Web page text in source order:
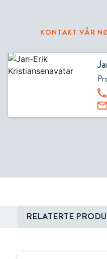
KONTAKT VÅR
RELATERTE